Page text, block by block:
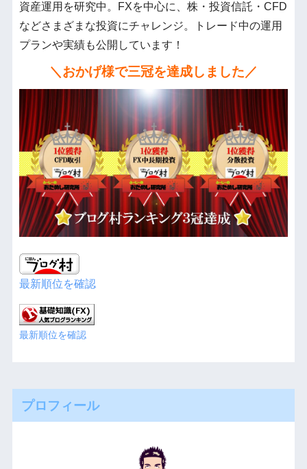
資産運用を研究中。FXを中心に、株・投資信託・CFD
などさまざまな投資にチャレンジ。トレード中の運用
プランや実績も公開しています！
＼おかげ様で三冠を達成しました／
最新順位を確認
最新順位を確認
プロフィール